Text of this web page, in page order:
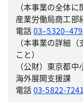
（本事業の全体に
産業労働局商工部
電話
（本事業の詳細
こと）
（公財）東京都
海外展開支援課
電話03-5822-7241